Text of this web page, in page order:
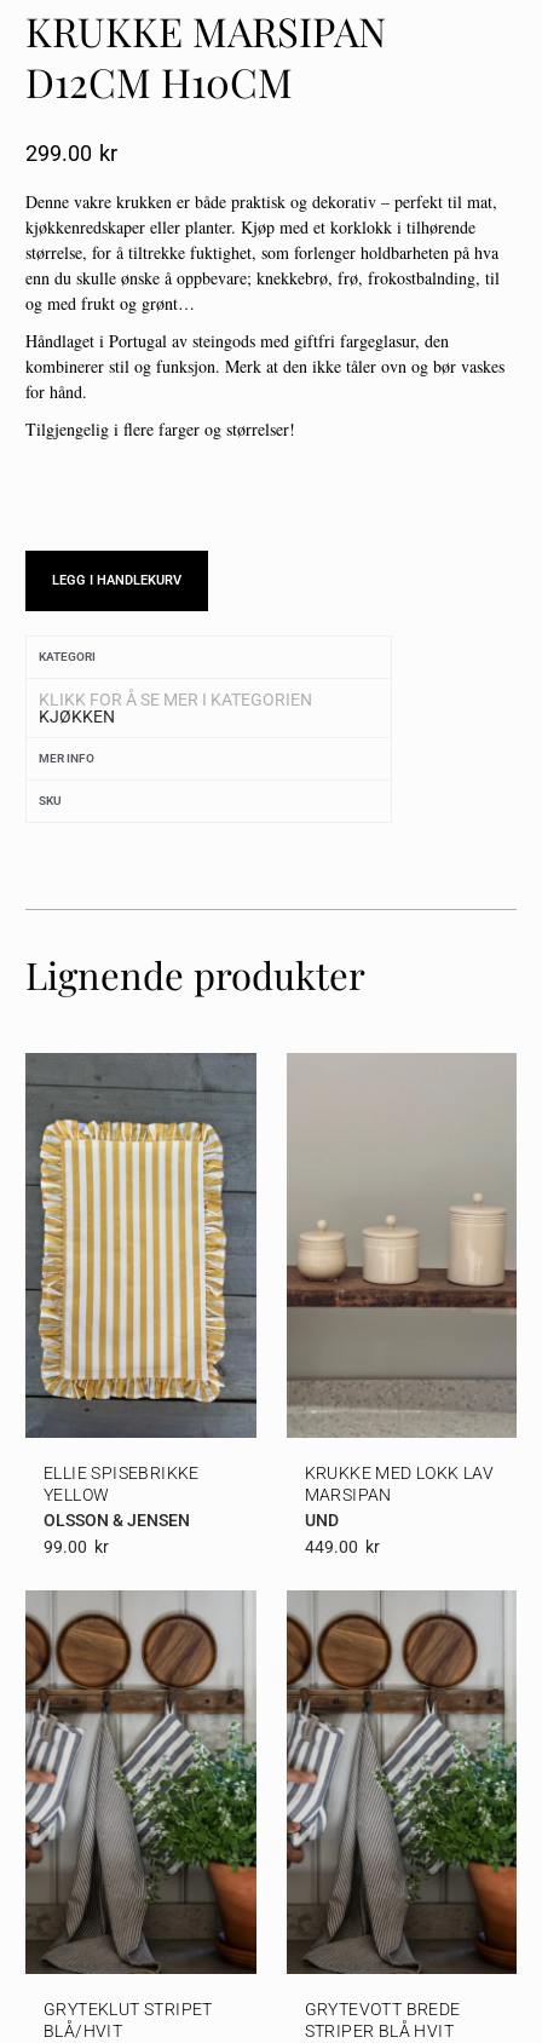
KRUKKE MARSIPAN
D12CM H10CM
299.00 Kr
Denne vakre krukken er både praktisk og dekorativ – perfekt til mat,
kjøkkenredskaper eller planter. Kjøp med et korklokk i tilhørende
størrelse, for å tiltrekke fuktighet, som forlenger holdbarheten på hva
enn du skulle ønske å oppbevare; knekkebrø, frø, frokostbalnding, til
og med frukt og grønt…
Håndlaget i Portugal av steingods med giftfri fargeglasur, den
kombinerer stil og funksjon. Merk at den ikke tåler ovn og bør vaskes
for hånd.
Tilgjengelig i flere farger og størrelser!
LEGG I HANDLEKURV
KATEGORI
KLIKK FOR Å SE MER I KATEGORIEN
KJØKKEN
MER INFO
SKU
Lignende produkter
ELLIE SPISEBRIKKE
YELLOW
OLSSON & JENSEN
99.00 Kr
KRUKKE MED LOKK LAV
MARSIPAN
UND
449.00 Kr
GRYTEKLUT STRIPET
BLÅ/HVIT
GRYTEVOTT BREDE
STRIPER BLÅ HVIT